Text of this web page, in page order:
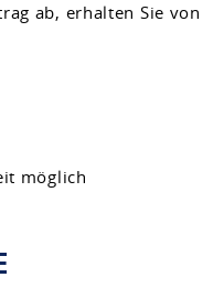
ab, erhalten Sie von
möglich